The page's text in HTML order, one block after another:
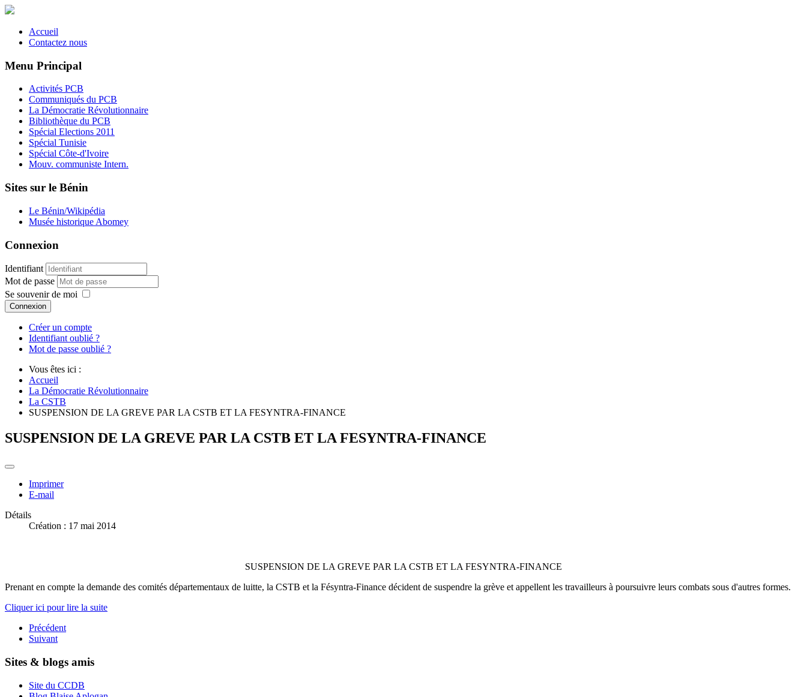
Accueil
Contactez nous
Menu Principal
Activités PCB
Communiqués du PCB
La Démocratie Révolutionnaire
Bibliothèque du PCB
Spécial Elections 2011
Spécial Tunisie
Spécial Côte-d'Ivoire
Mouv. communiste Intern.
Sites sur le Bénin
Le Bénin/Wikipédia
Musée historique Abomey
Connexion
Identifiant
Mot de passe
Se souvenir de moi
Connexion
Créer un compte
Identifiant oublié ?
Mot de passe oublié ?
Vous êtes ici :
Accueil
La Démocratie Révolutionnaire
La CSTB
SUSPENSION DE LA GREVE PAR LA CSTB ET LA FESYNTRA-FINANCE
SUSPENSION DE LA GREVE PAR LA CSTB ET LA FESYNTRA-FINANCE
Imprimer
E-mail
Détails
Création : 17 mai 2014
SUSPENSION DE LA GREVE PAR LA CSTB ET LA FESYNTRA-FINANCE
Prenant en compte la demande des comités départementaux de luitte, la CSTB et la Fésyntra-Finance décident de suspendre la grève et appellent les travailleurs à poursuivre leurs combats sous d'autres formes.
Cliquer ici pour lire la suite
Précédent
Suivant
Sites & blogs amis
Site du CCDB